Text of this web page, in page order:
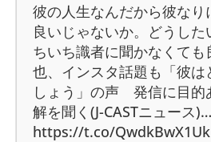
彼の人生なんだから彼なり
良いじゃないか。どうし
ちいち識者に聞かなくても
也、インスタ話題も「彼は
しょう」の声 発信に目的
解を聞く(J-CASTニュース)…
https://t.co/QwdkBwX1Uk